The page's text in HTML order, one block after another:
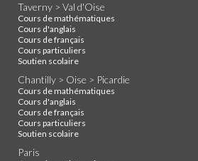
Taverny > Val d'Oise
Cours de mathématiques
Cours d'anglais
Cours de français
Cours particuliers
Soutien scolaire
Chantilly > Oise > Picardie
Cours de mathématiques
Cours d'anglais
Cours de français
Cours particuliers
Soutien scolaire
Paris